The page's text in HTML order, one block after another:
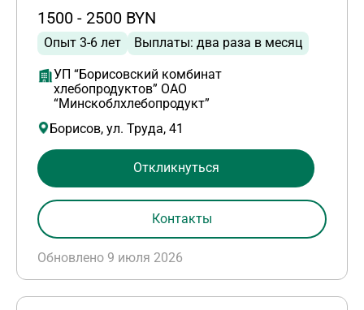
1500 - 2500 BYN
Опыт 3-6 лет Выплаты: два раза в месяц
УП “Борисовский комбинат
хлебопродуктов” ОАО
“Минскоблхлебопродукт”
Борисов, ул. Труда, 41
Обновлено 9 июля 2026
Откликнуться
Контакты